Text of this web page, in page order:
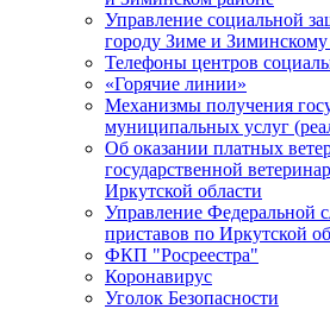
Управление социальной
городу Зиме и
Телефоны центров
«Горячие линии»
Механизмы получения
муниципальных услуг
Об оказании платных
государственной
Иркутской области
Управление Федеральной
приставов по Иркутской
ФКП "Росреестра"
Коронавирус
Уголок Безопасности